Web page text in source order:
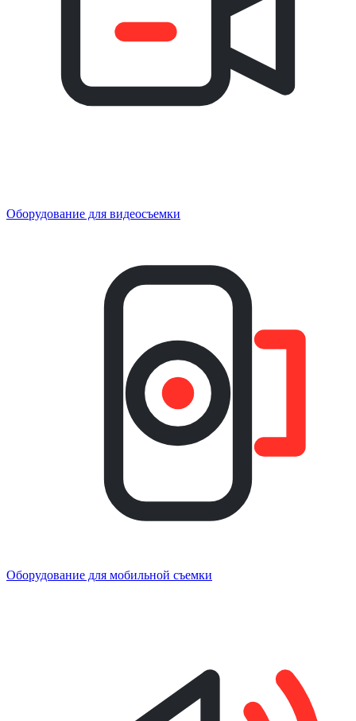
Оборудование для видеосъемки
Оборудование для мобильной съемки